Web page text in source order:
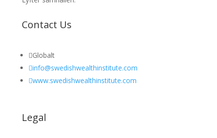
Contact Us
Globalt
info@swedishwealthinstitute.com
www.swedishwealthinstitute.com
Legal